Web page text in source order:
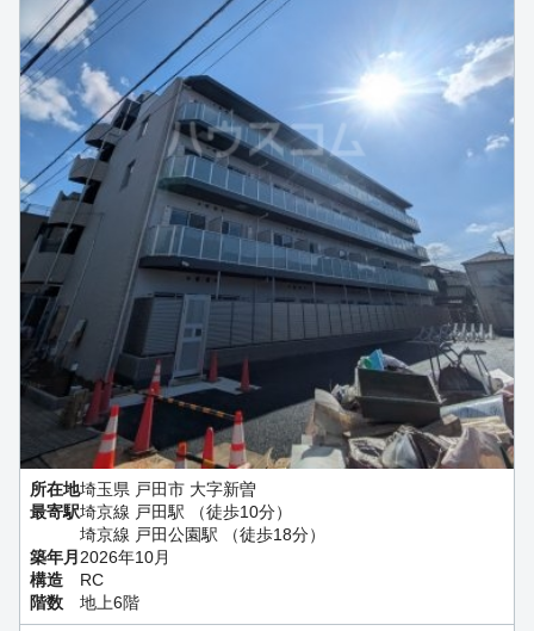
所在地埼玉県 戸田市 大字新曽
最寄駅埼京線 戸田駅 （徒歩10分）
埼京線 戸田公園駅 （徒歩18分）
築年月 2026年10月
構造
RC
階数
地上6階